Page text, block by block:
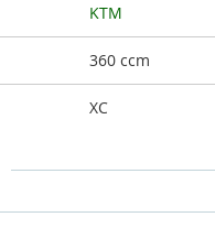
KTM
360 ccm
XC